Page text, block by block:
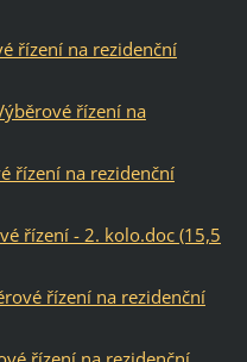
řízení na rezidenční
řízení na
řízení na rezidenční
řízení - 2. kolo.doc (15,5
řízení na rezidenční